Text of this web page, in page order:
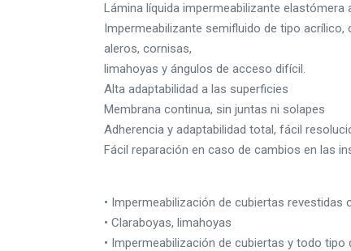
Lámina líquida impermeabilizante elastómera
Impermeabilizante semifluido de tipo acrílico,
aleros, cornisas,
limahoyas y ángulos de acceso difícil.
Alta adaptabilidad a las superficies
Membrana continua, sin juntas ni solapes
Adherencia y adaptabilidad total, fácil
Fácil reparación en caso de cambios en las
• Impermeabilización de cubiertas revestidas
• Claraboyas, limahoyas
• Impermeabilización de cubiertas y todo